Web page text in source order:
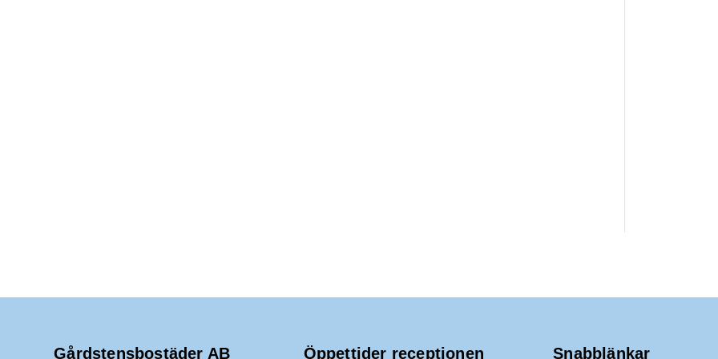
Gårdstensbostäder AB Öppettider receptionen Snabblänkar